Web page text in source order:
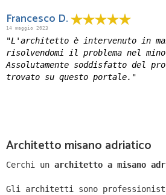
Francesco D.
14 maggio 2023
"L'architetto è intervenuto in
risolvendomi il problema nel
Assolutamente soddisfatto del
trovato su questo portale."
Architetto misano adriatico
Cerchi un architetto a misano
Gli architetti sono